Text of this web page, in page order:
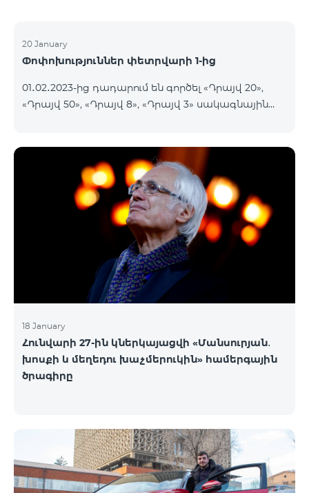
20 January
Փոփոխություններ փետրվարի 1-ից
01․02․2023-ից դադարում են գործել «Դրայվ 20»,
«Դրայվ 50», «Դրայվ 8», «Դրայվ 3» սակագնային
փաթեթներից՝ համաձայն ստորև աղյուսակի․ Հին
սակագնային փաթեթ Նոր սակագնային փաթեթ
Դրայվ 8 Drive Midi 80 G
18 January
Հունվարի 27-ին կներկայացվի «Մանսուրյան․
խոսքի և մեղեդու խաչմերուկին» համերգային
ծրագիրը